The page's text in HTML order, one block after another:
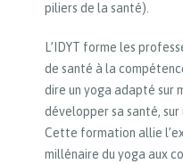
piliers de la santé).
L’IDYT forme les
de santé à la
dire un yoga adapté sur
développer sa santé, sur
Cette formation allie
millénaire du yoga aux